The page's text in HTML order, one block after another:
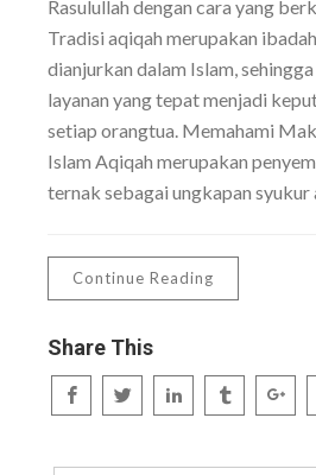
Rasulullah dengan cara yang
Tradisi aqiqah merupakan
dianjurkan dalam Islam,
layanan yang tepat menjadi
setiap orangtua. Memahami
Islam Aqiqah merupakan
ternak sebagai ungkapan syukur
Continue Reading
Share This